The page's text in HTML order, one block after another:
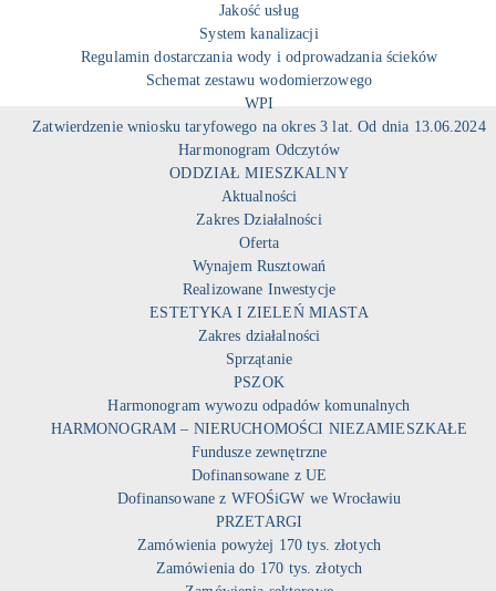
Jakość usług
System kanalizacji
Regulamin dostarczania wody i odprowadzania ścieków
Schemat zestawu wodomierzowego
WPI
Zatwierdzenie wniosku taryfowego na okres 3 lat. Od dnia 13.06.2024
Harmonogram Odczytów
ODDZIAŁ MIESZKALNY
Aktualności
Zakres Działalności
Oferta
Wynajem Rusztowań
Realizowane Inwestycje
ESTETYKA I ZIELEŃ MIASTA
Zakres działalności
Sprzątanie
PSZOK
Harmonogram wywozu odpadów komunalnych
HARMONOGRAM – NIERUCHOMOŚCI NIEZAMIESZKAŁE
Fundusze zewnętrzne
Dofinansowane z UE
Dofinansowane z WFOŚiGW we Wrocławiu
PRZETARGI
Zamówienia powyżej 170 tys. złotych
Zamówienia do 170 tys. złotych